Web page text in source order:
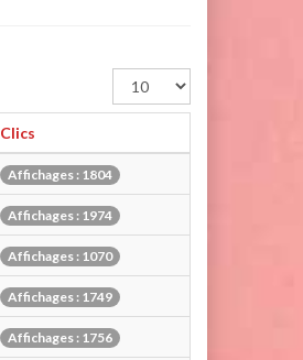
Afficher
#
Clics
Affichages : 1804
Affichages : 1974
Affichages : 1070
Affichages : 1749
Affichages : 1756